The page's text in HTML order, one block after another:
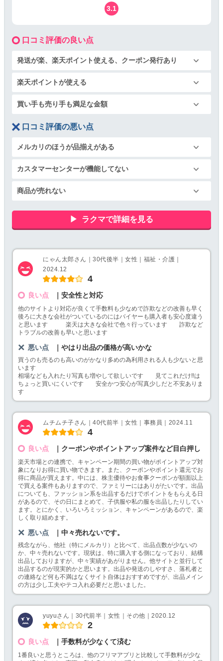
3.1
口コミ評価の良い点
発送が楽、楽天ポイント使える、クーポン発行あり
楽天ポイントが使える
買い手も売り手も満足な金額
口コミ評価の悪い点
メルカリのほうが品揃えがある
カスタマーセンターが機能してない
商品が売れない
ラクマで詳細を見る
にゃん太郎さん｜30代後半｜女性｜福祉・介護｜
2024.12
4
良い点 ｜安全性と対応
他のサイトより対応が良くて手数料も少なめで詐欺などの改善も早く
後ろに大きな会社がついているのにはバイヤーも購入者も安心度違う
と思います 楽天は大きな会社で色々行っています 詐欺など
トラブルの改善も早いと思います
悪い点 ｜やはり出品の価格が高いかな
買うのも売るのも高いのがかなり多めの為利用される人も少ないと思
います
相場なども入れたり写真も増やして欲しいです 見てこれだけ‼️は
ちょっと買いにくいです 安全かつ安心が写真少しだと不安ありま
す
ムチムチ子さん｜40代前半｜女性｜事務員｜2024.11
4
良い点 ｜クーポンやポイントアップ案件など目白押し
楽天市場との連携で、キャンペーン期間の買い物がポイントアップ対
象になりお得に買い物できます。また、クーポンやポイント還元でお
得に商品が買えます。中には、株主優待やお食事クーポンが額面以上
で買える案件もありますので、ファミリーにはありがたいです。出品
についても、ファッション系を出品するだけでポイントをもらえる日
があるので、その日にまとめて、子供服や私の服を出品したりしてい
ます。とにかく、いろいろミッション、キャンペーンがあるので、楽
しく取り組めます。
悪い点 ｜中々売れないです。
残念ながら、他社（特にメルカリ）と比べて、出品点数が少ないの
か、中々売れないです。現状は、特に購入する側になっており、結構
出品しておりますが、中々実績があがりません。他サイトと並行して
出品するのが現実的かと思います。出品や発送のしやすさ、落札者と
の連絡など何も不満はなくサイト自体はおすすめですが、出品メイン
の方は少し工夫やテコ入れ必要だと思いました。
yuyuさん｜30代前半｜女性｜その他｜2020.12
2
良い点 ｜手数料が少なくて済む
1番良いと思うところは、他のフリマアプリと比較して手数料が少な